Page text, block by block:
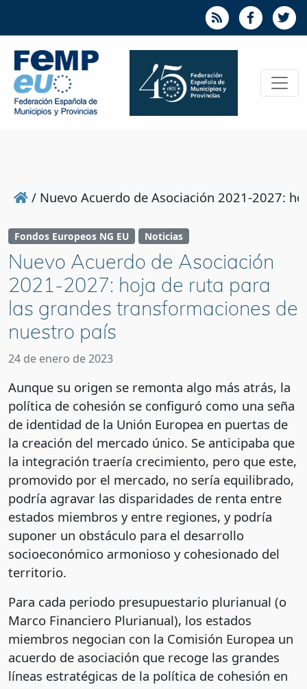
/ Nuevo Acuerdo de Asociación 2021-2027:
Fondos Europeos NG EU Noticias
Nuevo Acuerdo de Asociación
2021-2027: hoja de ruta para
las grandes transformaciones de
nuestro país
24 de enero de 2023
Aunque su origen se remonta algo más atrás, la
política de cohesión se configuró como una seña
de identidad de la Unión Europea en puertas de
la creación del mercado único. Se anticipaba que
la integración traería crecimiento, pero que este,
promovido por el mercado, no sería equilibrado,
podría agravar las disparidades de renta entre
estados miembros y entre regiones, y podría
suponer un obstáculo para el desarrollo
socioeconómico armonioso y cohesionado del
territorio.
Para cada periodo presupuestario plurianual (o
Marco Financiero Plurianual), los estados
miembros negocian con la Comisión Europea un
acuerdo de asociación que recoge las grandes
líneas estratégicas de la política de cohesión en